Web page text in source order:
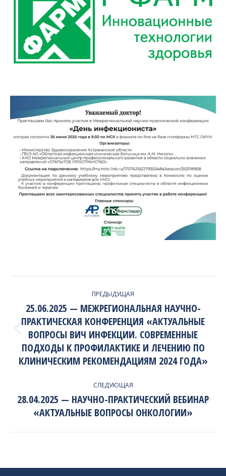
NAVIGATION
ПРЕДЫДУЩАЯ
Previous
project:
25.06.2025 — МЕЖРЕГИОНАЛЬНАЯ НАУЧНО-
ПРАКТИЧЕСКАЯ КОНФЕРЕНЦИЯ «АКТУАЛЬНЫЕ
ВОПРОСЫ ВИЧ ИНФЕКЦИИ. СОВРЕМЕННЫЕ
ПОДХОДЫ К ПРОФИЛАКТИКЕ И ЛЕЧЕНИЮ ПО
КЛИНИЧЕСКИМ РЕКОМЕНДАЦИЯМ 2024 ГОДА»
СЛЕДУЮЩАЯ
Next
project:
28.04.2025 — НАУЧНО-ПРАКТИЧЕСКИЙ ВЕБИНАР
«АКТУАЛЬНЫЕ ВОПРОСЫ ОНКОЛОГИИ»